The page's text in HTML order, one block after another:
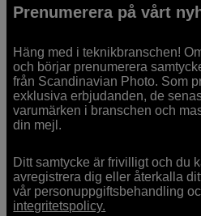
Prenumerera på vårt
Häng med i teknikbranschen!
och börjar prenumerera
från Scandinavian Photo. Som
exklusiva erbjudanden, de
varumärken i branschen och
din mejl.
Ditt samtycke är frivilligt och du
avregistrera dig eller återkalla
vår personuppgiftsbehandling
integritetspolicy.